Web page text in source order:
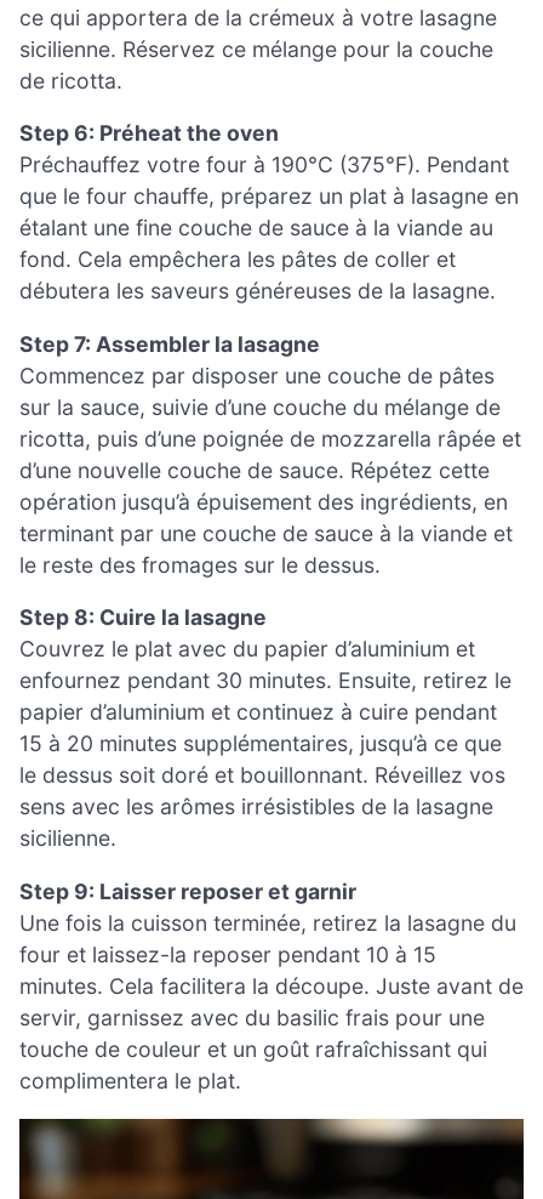
ce qui apportera de la crémeux à votre lasagne
sicilienne. Réservez ce mélange pour la couche
de ricotta.
Step 6: Préheat the oven
Préchauffez votre four à 190°C (375°F). Pendant
que le four chauffe, préparez un plat à lasagne en
étalant une fine couche de sauce à la viande au
fond. Cela empêchera les pâtes de coller et
débutera les saveurs généreuses de la lasagne.
Step 7: Assembler la lasagne
Commencez par disposer une couche de pâtes
sur la sauce, suivie d’une couche du mélange de
ricotta, puis d’une poignée de mozzarella râpée et
d’une nouvelle couche de sauce. Répétez cette
opération jusqu’à épuisement des ingrédients, en
terminant par une couche de sauce à la viande et
le reste des fromages sur le dessus.
Step 8: Cuire la lasagne
Couvrez le plat avec du papier d’aluminium et
enfournez pendant 30 minutes. Ensuite, retirez le
papier d’aluminium et continuez à cuire pendant
15 à 20 minutes supplémentaires, jusqu’à ce que
le dessus soit doré et bouillonnant. Réveillez vos
sens avec les arômes irrésistibles de la lasagne
sicilienne.
Step 9: Laisser reposer et garnir
Une fois la cuisson terminée, retirez la lasagne du
four et laissez-la reposer pendant 10 à 15
minutes. Cela facilitera la découpe. Juste avant de
servir, garnissez avec du basilic frais pour une
touche de couleur et un goût rafraîchissant qui
complimentera le plat.